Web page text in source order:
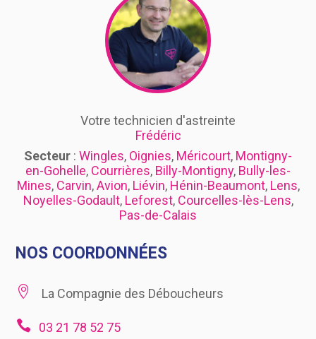
Votre technicien d'astreinte
Frédéric
Secteur : Wingles, Oignies, Méricourt, Montigny-
en-Gohelle, Courrières, Billy-Montigny, Bully-les-
Mines, Carvin,Avion, Liévin, Hénin-Beaumont, Lens,
Noyelles-Godault, Leforest, Courcelles-lès-Lens,
Pas-de-Calais
NOS COORDONNÉES
 La Compagnie des Déboucheurs

03 21 78 52 75